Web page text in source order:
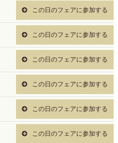
この日のフェアに参加する
この日のフェアに参加する
この日のフェアに参加する
この日のフェアに参加する
この日のフェアに参加する
この日のフェアに参加する